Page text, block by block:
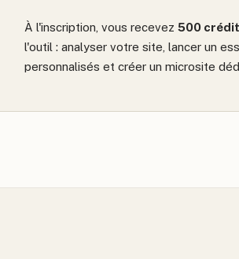
À l'inscription, vous recevez500
l'outil : analyser votre site, lancer un
personnalisés et créer un microsite